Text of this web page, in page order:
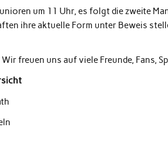
um 11 Uhr, es folgt die zweite
ihre aktuelle Form unter Beweis
freuen uns auf viele Freunde, Fans,